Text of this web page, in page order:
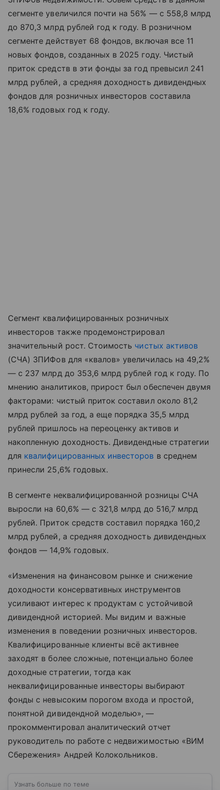
сегменте увеличился почти на 56% — с 558,8 млрд
до 870,3 млрд рублей год к году. В розничном
сегменте действует 68 фондов, включая все 11
новых фондов, созданных в 2025 году. Чистый
приток средств в эти фонды за год превысил 241
млрд рублей, а средняя доходность дивидендных
фондов для розничных инвесторов составила
18,6% годовых год к году.
Сегмент квалифицированных розничных
инвесторов также продемонстрировал
значительный рост. Стоимость чистых активов
(СЧА) ЗПИФов для «квалов» увеличилась на 49,2%
— с 237 млрд до 353,6 млрд рублей год к году. По
мнению аналитиков, прирост был обеспечен двумя
факторами: чистый приток составил около 81,2
млрд рублей за год, а еще порядка 35,5 млрд
рублей пришлось на переоценку активов и
накопленную доходность. Дивидендные стратегии
для квалифицированных инвесторов в среднем
принесли 25,6% годовых.
В сегменте неквалифицированной розницы СЧА
выросли на 60,6% — с 321,8 млрд до 516,7 млрд
рублей. Приток средств составил порядка 160,2
млрд рублей, а средняя доходность дивидендных
фондов — 14,9% годовых.
«Изменения на финансовом рынке и снижение
доходности консервативных инструментов
усиливают интерес к продуктам с устойчивой
дивидендной историей. Мы видим и важные
изменения в поведении розничных инвесторов.
Квалифицированные клиенты всё активнее
заходят в более сложные, потенциально более
доходные стратегии, тогда как
неквалифицированные инвесторы выбирают
фонды с невысоким порогом входа и простой,
понятной дивидендной моделью», —
прокомментировал аналитический отчет
руководитель по работе с недвижимостью «ВИМ
Сбережения» Андрей Колокольников.
Узнать больше по теме